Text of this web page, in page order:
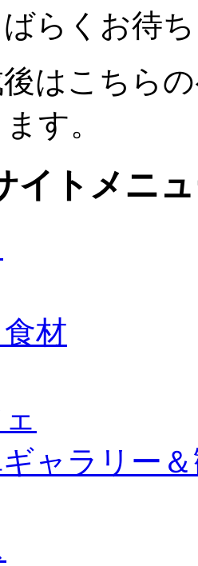
らくお待
はこちら
す。
イトメニ
材
ャラリー